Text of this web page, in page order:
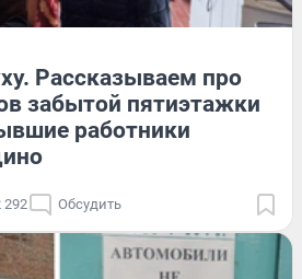
Рассказываем про
забытой пятиэтажки
работники
292 Обсудить